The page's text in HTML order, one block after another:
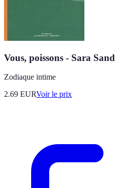
Vous, poissons - Sara Sand
Zodiaque intime
2.69 EURVoir le prix